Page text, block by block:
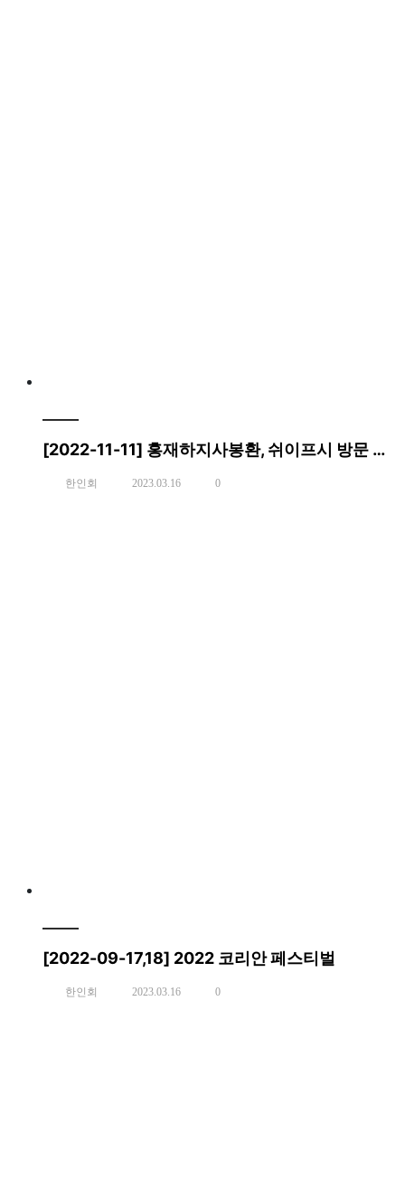
[2022-11-11] 홍재하지사봉환, 쉬이프시 방문 행사
한인회 2023.03.16 0
[2022-09-17,18] 2022 코리안 페스티벌
한인회 2023.03.16 0